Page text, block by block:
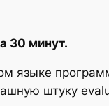
30 минут.
языке
штуку